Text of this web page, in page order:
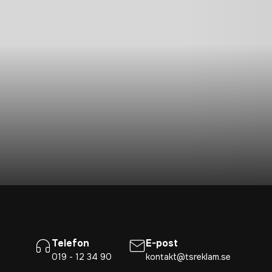
Telefon
019 - 12 34 90
E-post
kontakt@tsreklam.se